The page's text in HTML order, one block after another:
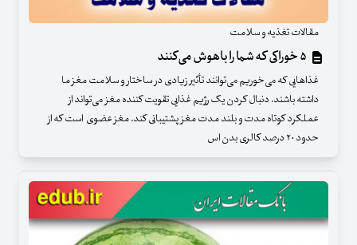
مقالات تغذیه و سلامت
غذا‌هایی که می‌خوریم می‌توانند تأثیر زیادی در ساختار و سلامت مغز ما
داشته باشند. دنبال کردن یک رژیم غذایی تقویت کننده مغز می‌تواند از
عملکرد کوتاه مدت و بلند مدت مغز پشتیبانی کند. مغز عضوی است که از
حدود ۲۰ درصد کالری بدن اس